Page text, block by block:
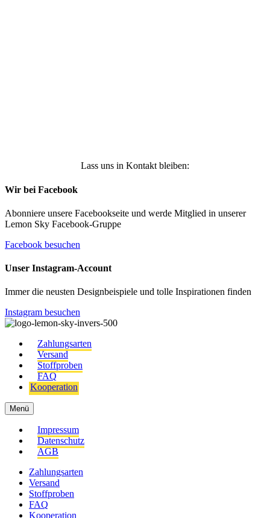
Lass uns in Kontakt bleiben:
Wir bei Facebook
Abonniere unsere Facebookseite und werde Mitglied in unserer
Lemon Sky Facebook-Gruppe
Facebook besuchen
Unser Instagram-Account
Immer die neusten Designbeispiele und tolle Inspirationen finden
Instagram besuchen
Zahlungsarten
Versand
Stoffproben
FAQ
Kooperation
Menü
Impressum
Datenschutz
AGB
Zahlungsarten
Versand
Stoffproben
FAQ
Kooperation